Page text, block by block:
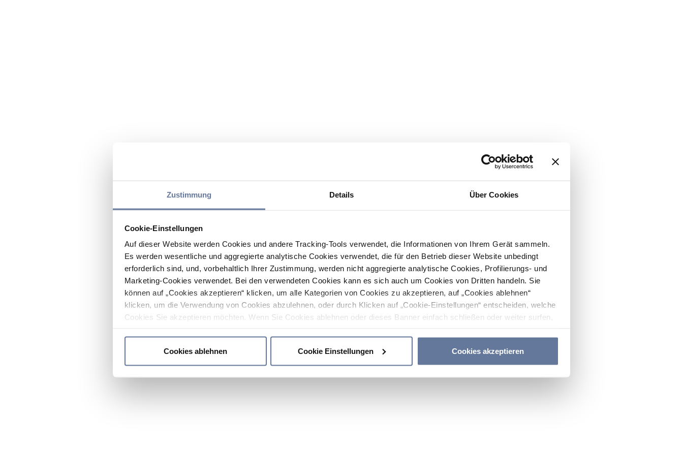
Zustimmung Details Über Cookies
Cookie-Einstellungen
Auf dieser Website werden Cookies und andere Tracking-Tools verwendet, die Informationen von Ihrem Gerät sammeln.
Es werden wesentliche und aggregierte analytische Cookies verwendet, die für den Betrieb dieser Website unbedingt
erforderlich sind, und, vorbehaltlich Ihrer Zustimmung, werden nicht aggregierte analytische Cookies, Profilierungs- und
Marketing-Cookies verwendet. Bei den verwendeten Cookies kann es sich auch um Cookies von Dritten handeln. Sie
können auf „Cookies akzeptieren“ klicken, um alle Kategorien von Cookies zu akzeptieren, auf „Cookies ablehnen“
klicken, um die Verwendung von Cookies abzulehnen, oder durch Klicken auf „Cookie-Einstellungen“ entscheiden, welche
Cookies Sie akzeptieren möchten. Wenn Sie Cookies ablehnen oder dieses Banner einfach schließen oder weiter surfen,
Cookies ablehnen
Cookie Einstellungen Cookies akzeptieren